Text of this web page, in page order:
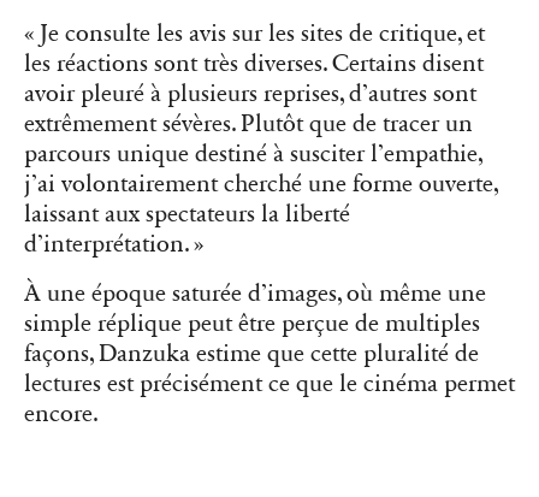
« Je consulte les avis sur les sites de critique, et
les réactions sont très diverses. Certains disent
avoir pleuré à plusieurs reprises, d’autres sont
extrêmement sévères. Plutôt que de tracer un
parcours unique destiné à susciter l’empathie,
j’ai volontairement cherché une forme ouverte,
laissant aux spectateurs la liberté
d’interprétation. »
À une époque saturée d’images, où même une
simple réplique peut être perçue de multiples
façons, Danzuka estime que cette pluralité de
lectures est précisément ce que le cinéma permet
encore.